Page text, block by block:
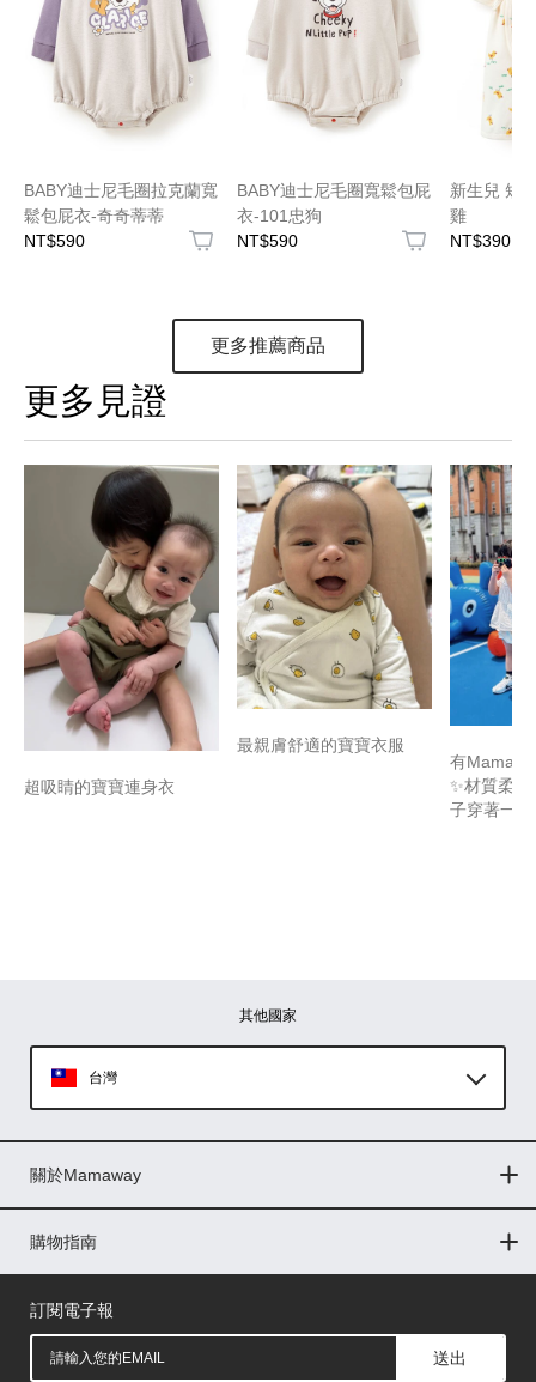
BABY迪士尼毛圈拉克蘭寬
鬆包屁衣-奇奇蒂蒂
NT$590
BABY迪士尼毛圈寬鬆包屁
衣-101忠狗
NT$590
新生兒 短
雞
NT$390
更多推薦商品
更多見證
超吸睛的寶寶連身衣
最親膚舒適的寶寶衣服
有
✨材質柔
子穿著一
其他國家
台灣
印尼
菲律賓
馬來西亞
關於Mamaway
門市據點
最新消息
品牌故事
人力招募
媒體花絮
隱私權聲明
CSR企業社會責任
購物指南
購物常見問題
退換貨問題
儲值金使用條款
購買儲值金
發票問題
會員權益
線上留言
吸乳器-免費體驗
訂閱電子報
送出